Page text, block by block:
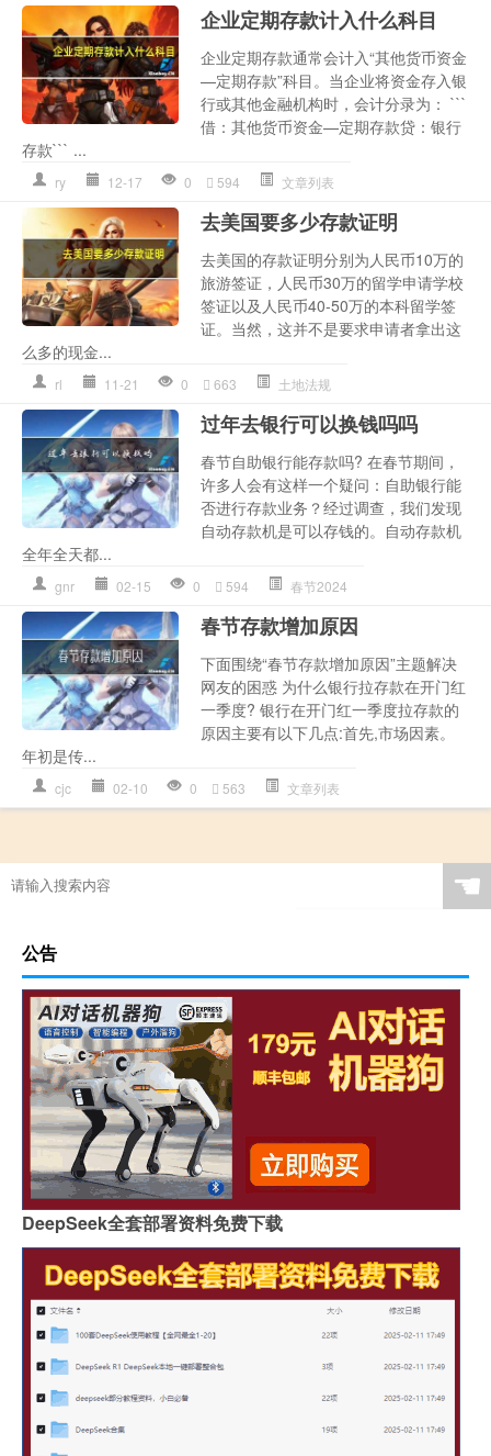
企业定期存款计入什么科目
企业定期存款通常会计入“其他货币资金
—定期存款”科目。当企业将资金存入银
行或其他金融机构时，会计分录为： ```
借：其他货币资金—定期存款贷：银行
存款``` ...
ry 12-17 0 594 文章列表
去美国要多少存款证明
去美国的存款证明分别为人民币10万的
旅游签证，人民币30万的留学申请学校
签证以及人民币40-50万的本科留学签
证。当然，这并不是要求申请者拿出这
么多的现金...
rl 11-21 0 663 土地法规
过年去银行可以换钱吗吗
春节自助银行能存款吗? 在春节期间，
许多人会有这样一个疑问：自助银行能
否进行存款业务？经过调查，我们发现
自动存款机是可以存钱的。自动存款机
全年全天都...
gnr 02-15 0 594 春节2024
春节存款增加原因
下面围绕“春节存款增加原因”主题解决
网友的困惑 为什么银行拉存款在开门红
一季度? 银行在开门红一季度拉存款的
原因主要有以下几点:首先,市场因素。
年初是传...
cjc 02-10 0 563 文章列表
☚
公告
DeepSeek全套部署资料免费下载